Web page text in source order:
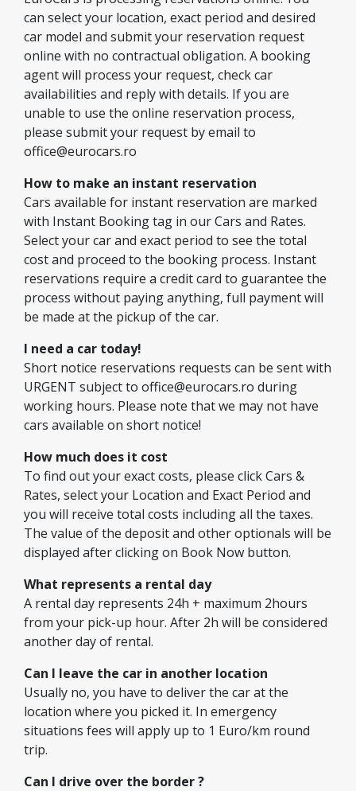
can select your location, exact period and desired
car model and submit your reservation request
online with no contractual obligation. A booking
agent will process your request, check car
availabilities and reply with details. If you are
unable to use the online reservation process,
please submit your request by email to
office@eurocars.ro
How to make an instant reservation
Cars available for instant reservation are marked
with Instant Booking tag in our Cars and Rates.
Select your car and exact period to see the total
cost and proceed to the booking process. Instant
reservations require a credit card to guarantee the
process without paying anything, full payment will
be made at the pickup of the car.
I need a car today!
Short notice reservations requests can be sent with
URGENT subject to office@eurocars.ro during
working hours. Please note that we may not have
cars available on short notice!
How much does it cost
To find out your exact costs, please click Cars &
Rates, select your Location and Exact Period and
you will receive total costs including all the taxes.
The value of the deposit and other optionals will be
displayed after clicking on Book Now button.
What represents a rental day
A rental day represents 24h + maximum 2hours
from your pick-up hour. After 2h will be considered
another day of rental.
Can I leave the car in another location
Usually no, you have to deliver the car at the
location where you picked it. In emergency
situations fees will apply up to 1 Euro/km round
trip.
Can I drive over the border ?